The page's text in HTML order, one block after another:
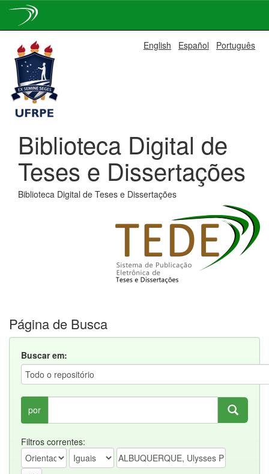
navigation
English Español Português
Biblioteca Digital de
Teses e Dissertações
Biblioteca Digital de Teses e Dissertações
Página de Busca
Buscar em:
por
Filtros correntes: